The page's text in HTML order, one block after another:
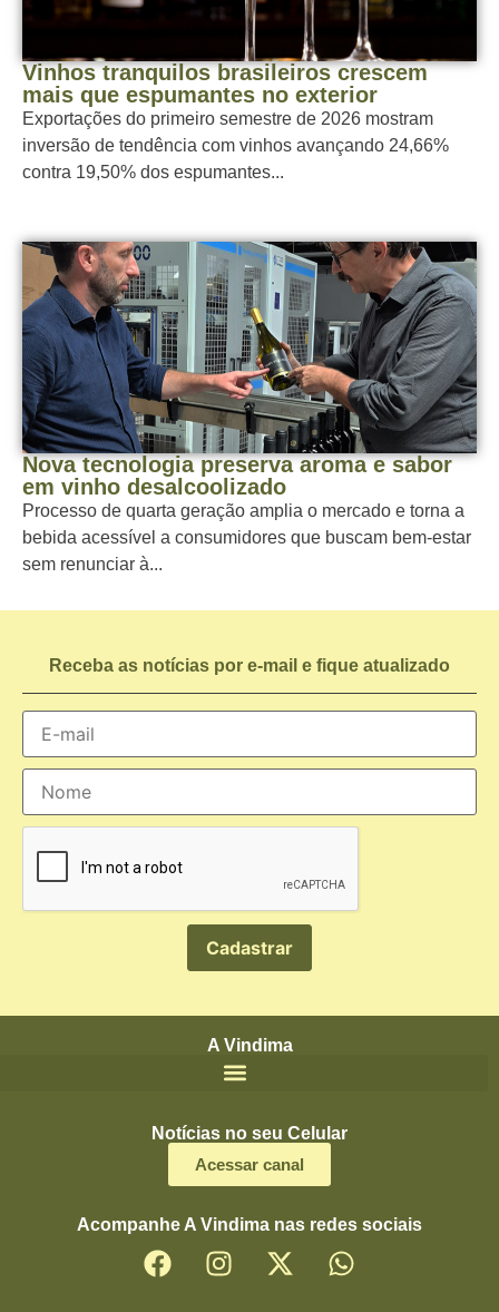
Vinhos tranquilos brasileiros crescem
mais que espumantes no exterior
Exportações do primeiro semestre de 2026 mostram
inversão de tendência com vinhos avançando 24,66%
contra 19,50% dos espumantes...
Nova tecnologia preserva aroma e sabor
em vinho desalcoolizado
Processo de quarta geração amplia o mercado e torna a
bebida acessível a consumidores que buscam bem-estar
sem renunciar à...
Receba as notícias por e-mail e fique atualizado
A Vindima
Notícias no seu Celular
Acessar canal
Acompanhe A Vindima nas redes sociais